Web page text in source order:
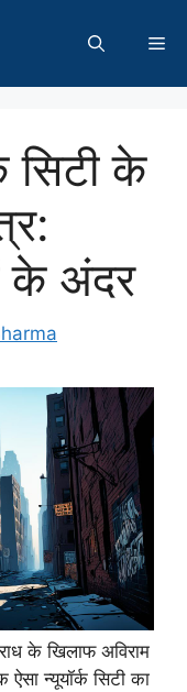
सिटी के
के अंदर
के खिलाफ अविराम
न्यूयॉर्क सिटी का